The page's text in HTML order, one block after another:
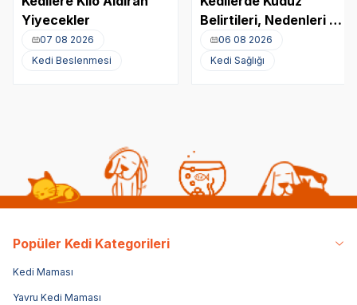
Yiyecekler
07 08 2026
Kedi Beslenmesi
Belirtileri, Nedenleri ve
Tedavi Yöntemleri
06 08 2026
Kedi Sağlığı
Popüler Kedi Kategorileri
Kedi Maması
Yavru Kedi Maması